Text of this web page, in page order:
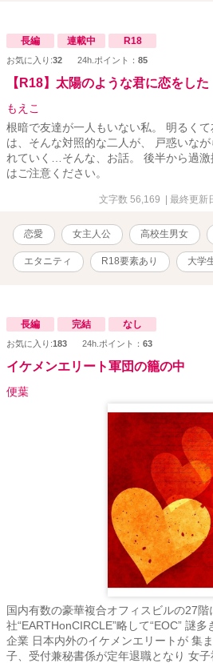
ド・・・ビリーの上司。美しいバラ庭
イ・・・ビリーの後輩。息子はマーティ
ネイトの秘書。不整脈持ち。 ＜その他＞
ントで仲の良いお友達。その後同僚にな
イト先の同僚。同僚っていうよりいいお
イト先の同僚。息子・ティモシーとリン
しているパートナーがいる。 ケビン・
カ人。 愛ちゃん・・・私が翻訳コース
日本人の女の子。スティーブンと交際し
翻訳コース合格を目指している。 久美
長編 連載中 R18
お気に入り:32 24h.ポイント： 85
【R18】太陽のような君に恋をした
もえこ
根暗で友達が一人もいない私。 明るく
は、そんな対照的な二人が、 戸惑いな
れていく…そんな、お話。 後半から過
はご注意ください。
文字数 56,169 | 最終更
恋愛 女主人公 高校生男女
エタニティ R18要素あり 大学
長編 完結 なし
お気に入り:183 24h.ポイント： 63
イケメンエリート軍団の籠の中
便葉
国内有数の豪華複合オフィスビルの27階
社“EARTHonCIRCLE”略して“EOC” 謎
企業 日本内外のイケメンエリートが 集
子、受付兼秘書係が定年退職となり 女